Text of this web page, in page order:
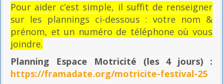
Pour aider c’est simple, il suffit de renseigner
sur les plannings ci-dessous : votre nom &
prénom, et un numéro de téléphone où vous
joindre.
Planning Espace Motricité (les 4 jours) :
https://framadate.org/motricite-festival-25